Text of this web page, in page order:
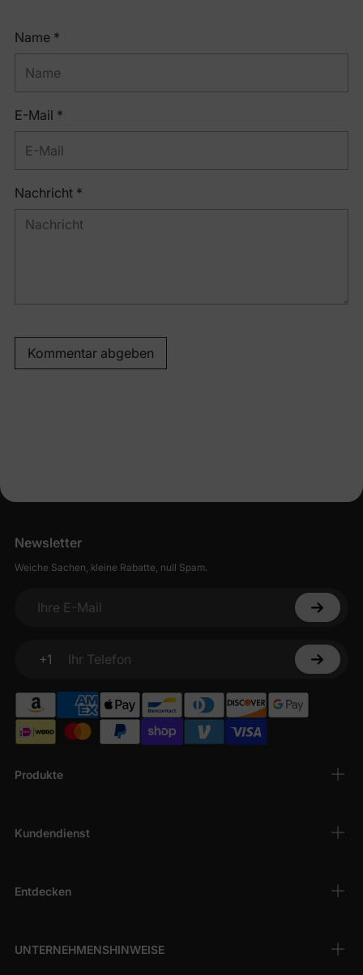
Name *
E-Mail *
Nachricht *
Kommentar abgeben
Produkte
Kundendienst
Entdecken
UNTERNEHMENSHINWEISE
Newsletter
Weiche Sachen, kleine Rabatte, null Spam.
Ihre E-Mail
+1
Ihr Telefon